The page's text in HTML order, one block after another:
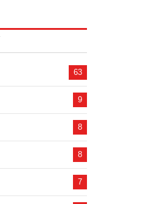
63
9
8
8
7